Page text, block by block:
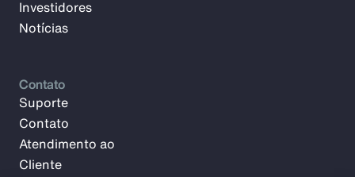
Investidores
Notícias
Contato
Suporte
Contato
Atendimento ao
Cliente